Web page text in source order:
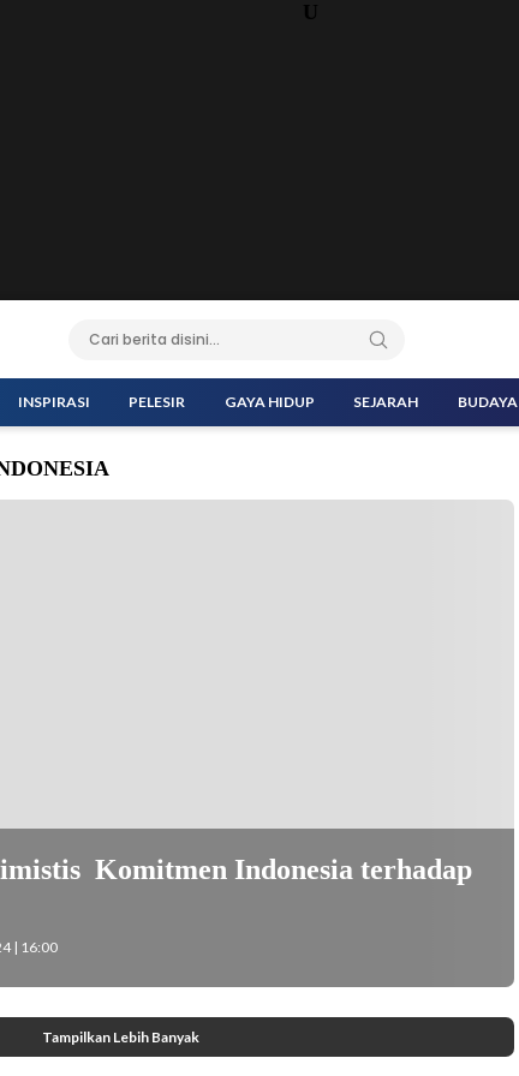
U
INSPIRASI PELESIR GAYA HIDUP SEJARAH BUDAYA
Rosan Roeslani memberikan keterangan pers di Komplek Istana
Komitmen Indonesia terhadap
| 16:00
Tampilkan Lebih Banyak